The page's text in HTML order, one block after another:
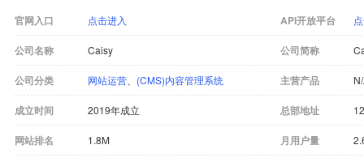
官网入口 点击进入 API开放平台
公司名称 Caisy 公司简称
公司分类 网站运营 (CMS)内容管理系统 主营产品
成立时间 2019年成立 总部地址
网站排名 1.8M 月用户量